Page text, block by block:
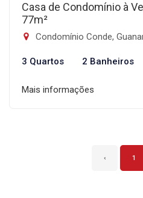
Casa de Condomínio à
77m²
Condomínio Conde,
3 Quartos 2 Banheiros
Mais informações
‹ 1